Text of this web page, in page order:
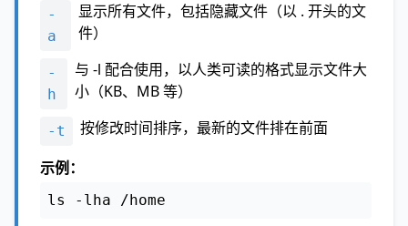
-
a
显示所有文件，包括隐藏文件（以 . 开头的文
件）
-
h
与 -l 配合使用，以人类可读的格式显示文件大
小（KB、MB 等）
-t
按修改时间排序，最新的文件排在前面
示例：
ls -lha /home